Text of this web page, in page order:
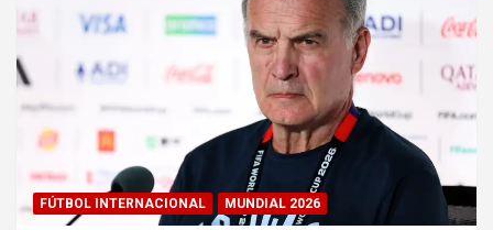
FÚTBOL INTERNACIONAL MUNDIAL 2026